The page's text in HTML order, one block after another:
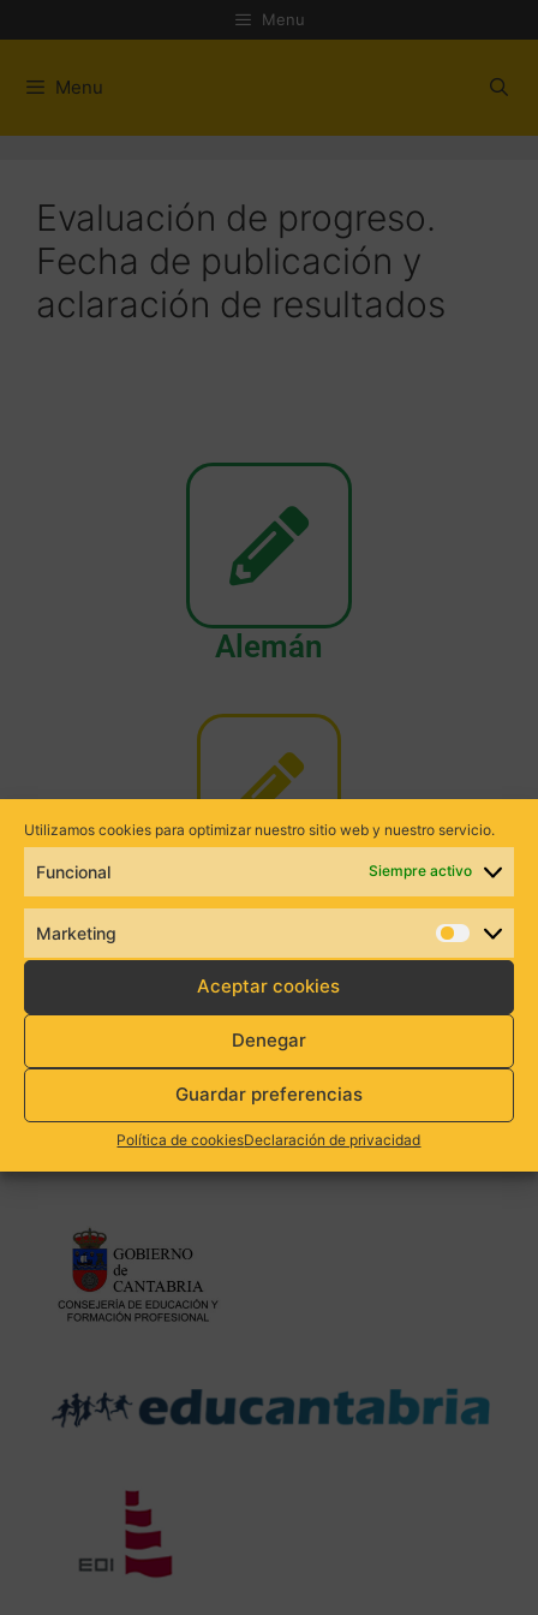
Utilizamos cookies para optimizar nuestro sitio web y nuestro servicio.
Funcional Siempre activo
Marketing
Aceptar cookies
Denegar
Guardar preferencias
Política de cookiesDeclaración de privacidad
Menu
Menu
Evaluación de progreso.
Fecha de publicación y
aclaración de resultados
Alemán
Inglés